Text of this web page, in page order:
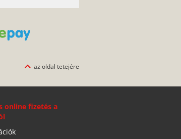
az oldal tetejére
online fizetés a